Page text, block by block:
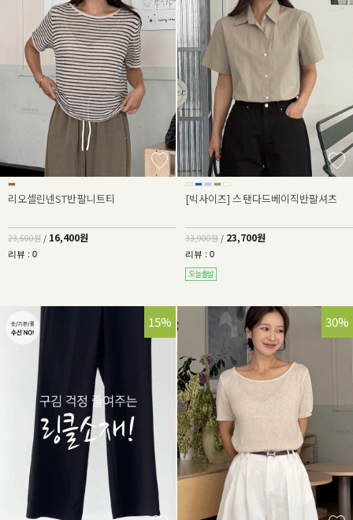
리오셀린넨ST반팔니트티
23,500원 / 16,400원
리뷰 : 0
[빅사이즈] 스탠다드베이직반팔셔츠
33,900원 / 23,700원
리뷰 : 0
15% 30%